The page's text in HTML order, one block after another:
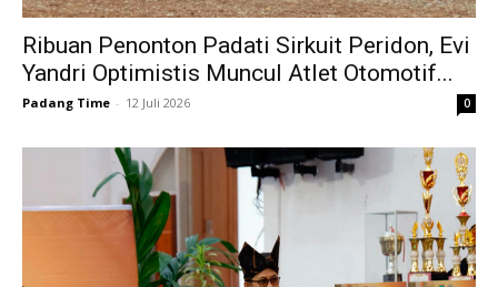
Ribuan Penonton Padati Sirkuit Peridon, Evi
Yandri Optimistis Muncul Atlet Otomotif...
Padang Time - 12 Juli 2026 0